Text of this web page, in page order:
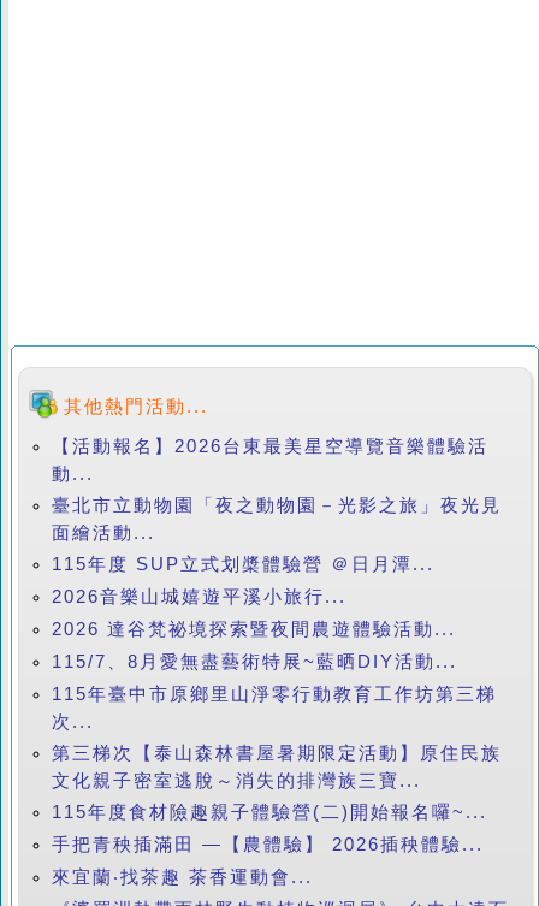
其他熱門活動...
【活動報名】2026台東最美星空導覽音樂體驗活
動...
臺北市立動物園「夜之動物園－光影之旅」夜光見
面繪活動...
115年度 SUP立式划槳體驗營 ＠日月潭...
2026音樂山城嬉遊平溪小旅行...
2026 達谷梵祕境探索暨夜間農遊體驗活動...
115/7、8月愛無盡藝術特展~藍晒DIY活動...
115年臺中市原鄉里山淨零行動教育工作坊第三梯
次...
第三梯次【泰山森林書屋暑期限定活動】原住民族
文化親子密室逃脫～消失的排灣族三寶...
115年度食材險趣親子體驗營(二)開始報名囉~...
手把青秧插滿田 —【農體驗】 2026插秧體驗...
來宜蘭‧找茶趣 茶香運動會...